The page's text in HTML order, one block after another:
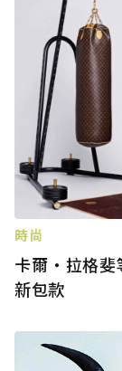
時尚
卡爾‧拉格斐
新包款